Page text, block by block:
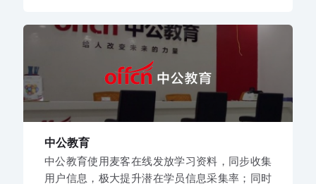
中公教育
中公教育使用麦客在线发放学习资料，同步收集
用户信息，极大提升潜在学员信息采集率；同时